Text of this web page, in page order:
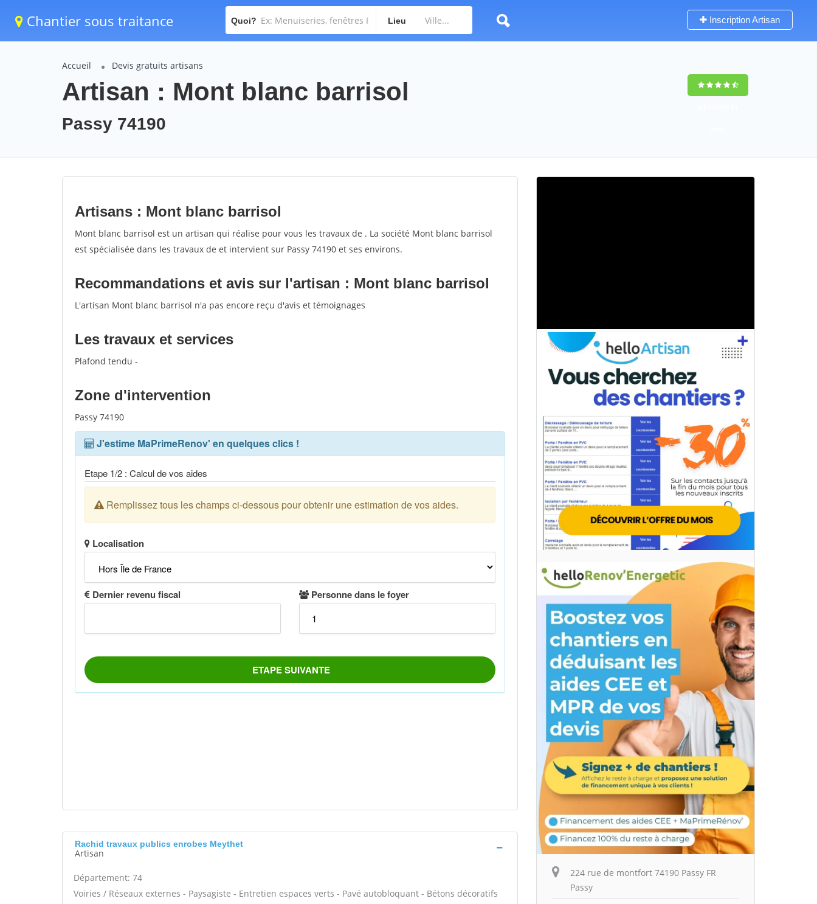
Chantier sous traitance Quoi? Lieu Inscription Artisan
Accueil Devis gratuits artisans
Artisan : Mont blanc barrisol
Passy 74190
Artisans : Mont blanc barrisol
Mont blanc barrisol est un artisan qui réalise pour vous les travaux de . La société Mont blanc barrisol
est spécialisée dans les travaux de et intervient sur Passy 74190 et ses environs.
Recommandations et avis sur l'artisan : Mont blanc barrisol
L'artisan Mont blanc barrisol n'a pas encore reçu d'avis et témoignages
Les travaux et services
Plafond tendu -
Zone d'intervention
Passy 74190
Rachid travaux publics enrobes Meythet
Artisan
Département: 74
Voiries / Réseaux externes - Paysagiste - Entretien espaces verts - Pavé autobloquant - Bétons décoratifs
224 rue de montfort 74190 Passy FR
Passy